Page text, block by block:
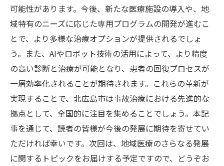
可能性があります。今後、新たな医療施設の導入や、地
域特有のニーズに応じた専用プログラムの開発が進むこ
とで、より多様な治療オプションが提供されるでしょ
う。また、AIやロボット技術の活用によって、より精度
の高い診断と治療が可能となり、患者の回復プロセスが
一層効率化されることが期待されます。これらの革新が
実現することで、北広島市は事故治療における先進的な
拠点として、全国的に注目を集めることでしょう。本記
事を通じて、読者の皆様が今後の発展に期待を寄せてい
ただければ幸いです。次回は、地域医療のさらなる発展
に関するトピックをお届けする予定ですので、どうぞお